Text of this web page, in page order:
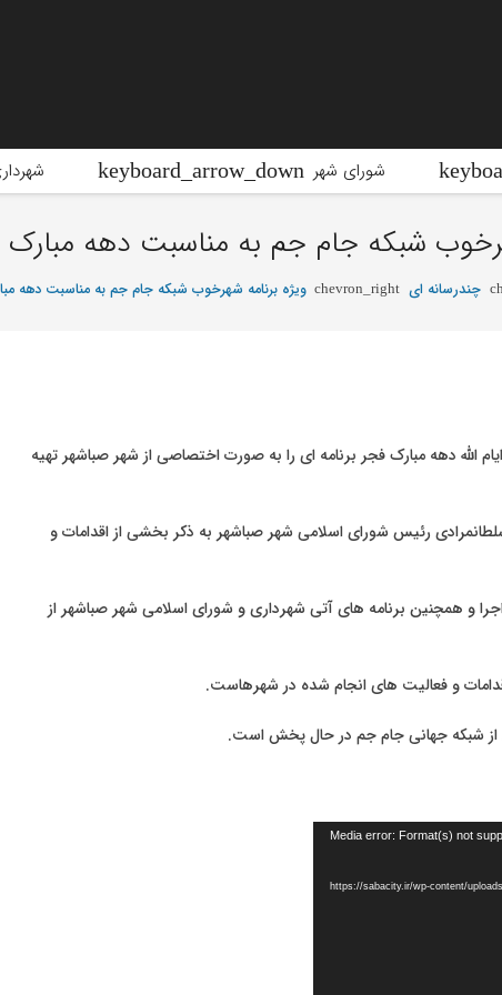
شورای شهر
شبکه جام جم به مناسبت دهه مبارک
چندرسانه ای chevron_right ویژه برنامه شهرخوب شبکه جام جم به مناسبت دهه
الله دهه مبارک فجر برنامه ای را به صورت اختصاصی از شهر صباشهر تهیه
رئیس شورای اسلامی شهر صباشهر به ذکر بخشی از اقدامات و
و همچنین برنامه های آتی شهرداری و شورای اسلامی شهر صباشهر از
و فعالیت های انجام شده در شهرهاست.
از شبکه جهانی جام جم در حال پخش است.
Media error: Format(s) not